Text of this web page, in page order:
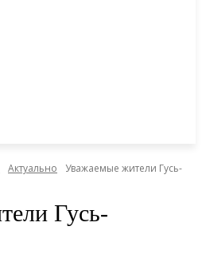
Актуально
Уважаемые жители Гусь-
Гусь-